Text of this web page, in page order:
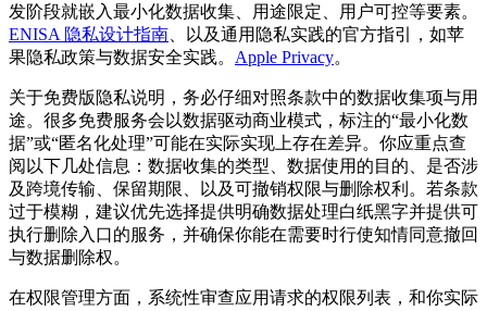
发阶段就嵌入最小化数据收集、用途限定、用户可控等要素。
ENISA 隐私设计指南、以及通用隐私实践的官方指引，如苹
果隐私政策与数据安全实践。 Apple Privacy。
关于免费版隐私说明，务必仔细对照条款中的数据收集项与用
途。很多免费服务会以数据驱动商业模式，标注的“最小化数
据”或“匿名化处理”可能在实际实现上存在差异。你应重点查
阅以下几处信息：数据收集的类型、数据使用的目的、是否涉
及跨境传输、保留期限、以及可撤销权限与删除权利。若条款
过于模糊，建议优先选择提供明确数据处理白纸黑字并提供可
执行删除入口的服务，并确保你能在需要时行使知情同意撤回
与数据删除权。
在权限管理方面，系统性审查应用请求的权限列表，和你实际